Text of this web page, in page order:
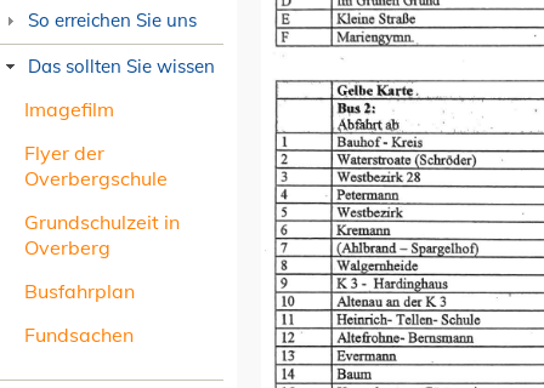
So erreichen Sie uns
Das sollten Sie wissen
Imagefilm
Flyer der
Overbergschule
Grundschulzeit in
Overberg
Busfahrplan
Fundsachen